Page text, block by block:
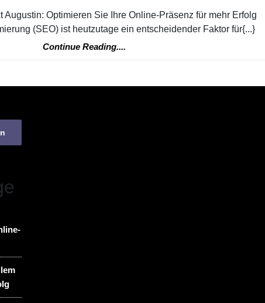
Sankt
Augustin: Optimieren Sie Ihre Online-Präsenz für mehr Erfolg
(SEO) ist heutzutage ein entscheidender Faktor für{...}
Continue Reading....